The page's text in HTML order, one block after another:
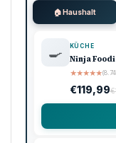
🏠 Haushalt
🍳 KÜCHE
Ninja
★★★★★
€119,99